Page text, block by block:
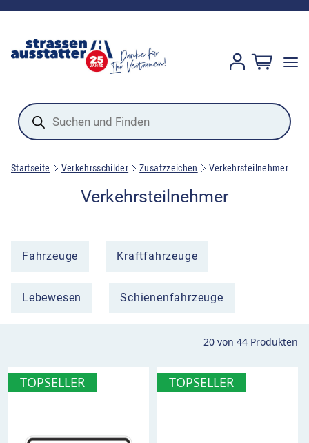
Products
search
Startseite Verkehrsschilder Zusatzzeichen Verkehrsteilnehmer
Verkehrsteilnehmer
Fahrzeuge Kraftfahrzeuge
Lebewesen Schienenfahrzeuge
20 von 44 Produkten
TOPSELLER TOPSELLER